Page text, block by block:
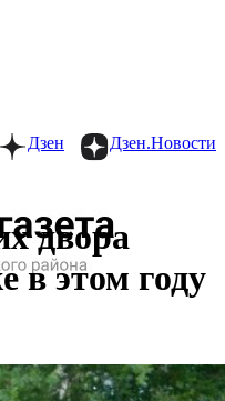
Дзен.Новости
Дзен
двора
в этом году